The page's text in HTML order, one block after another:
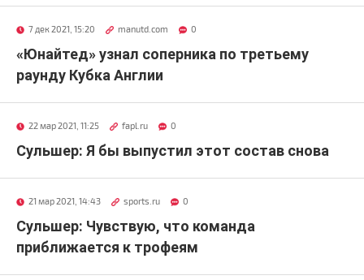
7 дек 2021, 15:20 manutd.com 0
«Юнайтед» узнал соперника по третьему
раунду Кубка Англии
22 мар 2021, 11:25 fapl.ru 0
Сульшер: Я бы выпустил этот состав снова
21 мар 2021, 14:43 sports.ru 0
Сульшер: Чувствую, что команда
приближается к трофеям